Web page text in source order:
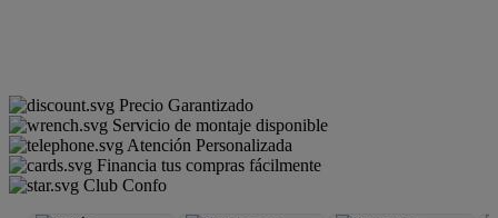
Precio Garantizado
Servicio de montaje disponible
Atención Personalizada
Financia tus compras fácilmente
Club Confo